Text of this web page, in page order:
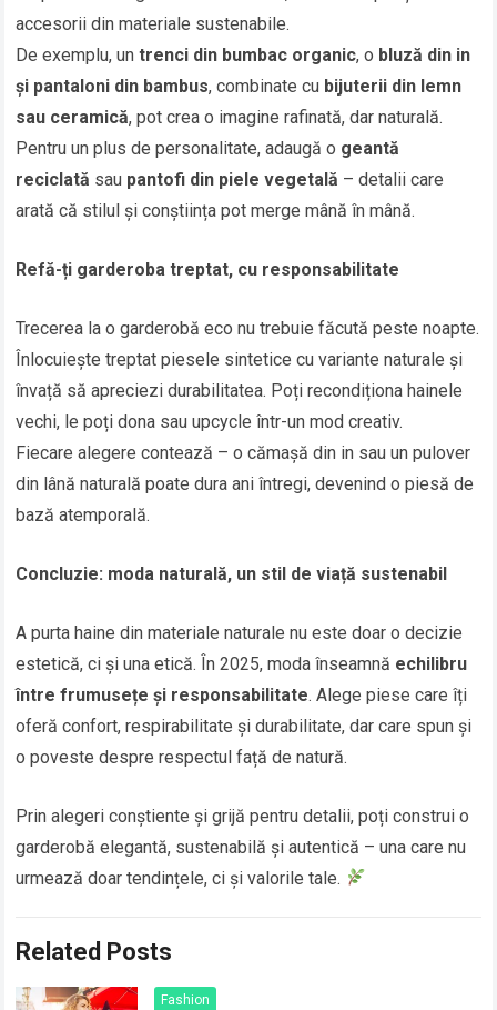
accesorii din materiale sustenabile.
De exemplu, untrenci din bumbac organic, o bluză din in
și pantaloni din bambus, combinate cu bijuterii din lemn
sau ceramică, pot crea o imagine rafinată, dar naturală.
Pentru un plus de personalitate, adaugă o geantă
reciclată sau pantofi din piele vegetală – detalii care
arată că stilul și conștiința pot merge mână în mână.
Refă-ți garderoba treptat, cu responsabilitate
Trecerea la o garderobă eco nu trebuie făcută peste noapte.
Înlocuiește treptat piesele sintetice cu variante naturale și
învață să apreciezi durabilitatea. Poți recondiționa hainele
vechi, le poți dona sau upcycle într-un mod creativ.
Fiecare alegere contează – o cămașă din in sau un pulover
din lână naturală poate dura ani întregi, devenind o piesă de
bază atemporală.
Concluzie: moda naturală, un stil de viață sustenabil
A purta haine din materiale naturale nu este doar o decizie
estetică, ci și una etică. În 2025, moda înseamnă echilibru
între frumusețe și responsabilitate. Alege piese care îți
oferă confort, respirabilitate și durabilitate, dar care spun și
o poveste despre respectul față de natură.
Prin alegeri conștiente și grijă pentru detalii, poți construi o
garderobă elegantă, sustenabilă și autentică – una care nu
urmează doar tendințele, ci și valorile tale.
Related Posts
Fashion